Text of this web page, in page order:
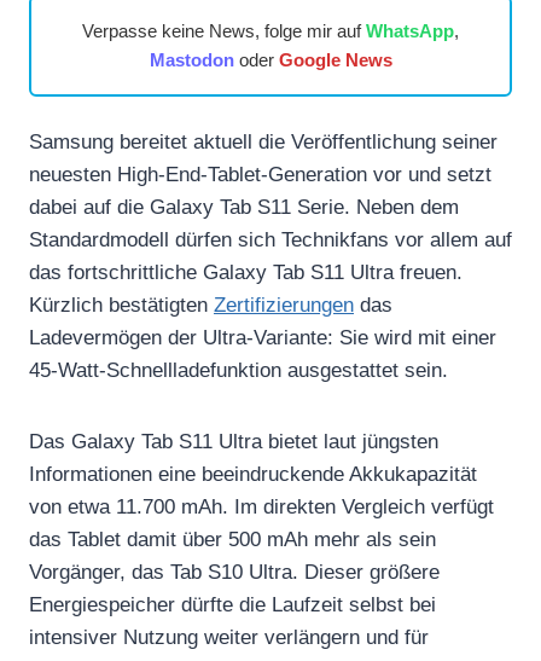
Verpasse keine News, folge mir aufWhatsApp,
Mastodonoder Google News
Samsung bereitet aktuell die Veröffentlichung seiner
neuesten High-End-Tablet-Generation vor und setzt
dabei auf die Galaxy Tab S11 Serie. Neben dem
Standardmodell dürfen sich Technikfans vor allem auf
das fortschrittliche Galaxy Tab S11 Ultra freuen.
Kürzlich bestätigten Zertifizierungen das
Ladevermögen der Ultra-Variante: Sie wird mit einer
45-Watt-Schnellladefunktion ausgestattet sein.
Das Galaxy Tab S11 Ultra bietet laut jüngsten
Informationen eine beeindruckende Akkukapazität
von etwa 11.700 mAh. Im direkten Vergleich verfügt
das Tablet damit über 500 mAh mehr als sein
Vorgänger, das Tab S10 Ultra. Dieser größere
Energiespeicher dürfte die Laufzeit selbst bei
intensiver Nutzung weiter verlängern und für